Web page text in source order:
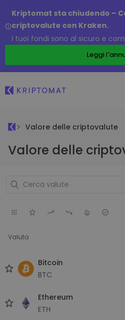
Kriptomat sta chiudendo –
criptovalute con Kraken.
I tuoi fondi sono al sicuro e
Leggi
Valore delle criptovalute
Valore delle
Valuta
Bitcoin
BTC
Ethereum
ETH